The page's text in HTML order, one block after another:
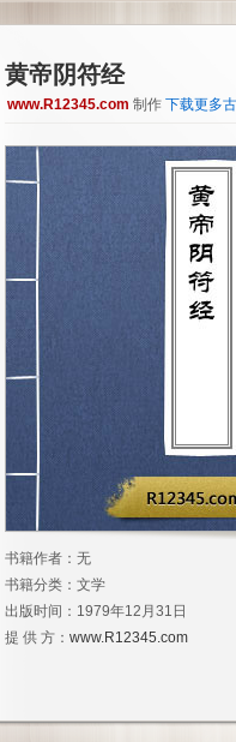
黄帝阴符经
www.R12345.com 制作 下载更多
书籍作者： 无
书籍分类： 文学
出版时间： 1979年12月31日
提 供 方： www.R12345.com